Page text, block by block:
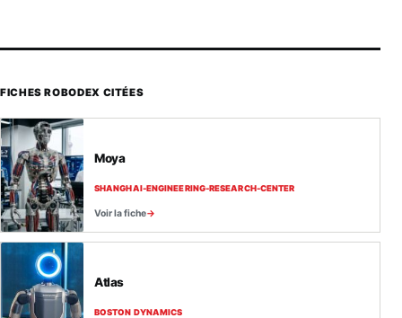
FICHES ROBODEX CITÉES
Moya
SHANGHAI-ENGINEERING-RESEARCH-CENTER
Voir la fiche
Atlas
BOSTON DYNAMICS